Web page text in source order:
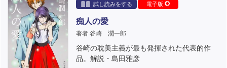
試し読みをする
電子版
痴人の愛
著者 谷崎 潤一郎
谷崎の耽美主義が最も発揮された代表的作
品。解説・島田雅彦